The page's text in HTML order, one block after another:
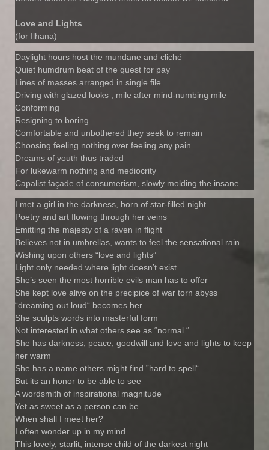
Love and Lights
(for Ilhana)
Daylight hours host the mundane and cliché
Quiet humdrum beat of the quest for pay
Lines of masses arranged in single file
Driving with glazed looks , mile after mind-numbing mile
Conforming
Resigning to boring
Comfortable and unbothered they seek to remain
Choosing feeling nothing over feeling any pain
Dreams of youth thus traded
For lukewarm nothing and mediocrity
Capalist façade of consumerism, slowly molding the insane
I met a girl in the darkness, born of star-filled night
Poetry and art flowing through her veins
Emitting the majesty of a raven in flight
Believes not in umbrellas, wants to feel the sensational rain
Wishing upon others “love and lights”
Light only needed where light doesn’t exist
She’s seen the most horrible evils man has to offer
She kept love alive on the precipice of war torn abyss
“dreaming out loud“ becomes her
She sculpts words into masterful form
Not interested in what others see as “normal “
She has darkness, peace, goodwill and love and lights to keep
her warm
She has a name others might find ”hard to spell“
But its an honor to be able to see
A wordsmith of inspirational magnitude
Yet as sweet as a person can be
When shall I meet her?
I often wonder up in my mind
This lovely, starlit, intense child of the darkest night